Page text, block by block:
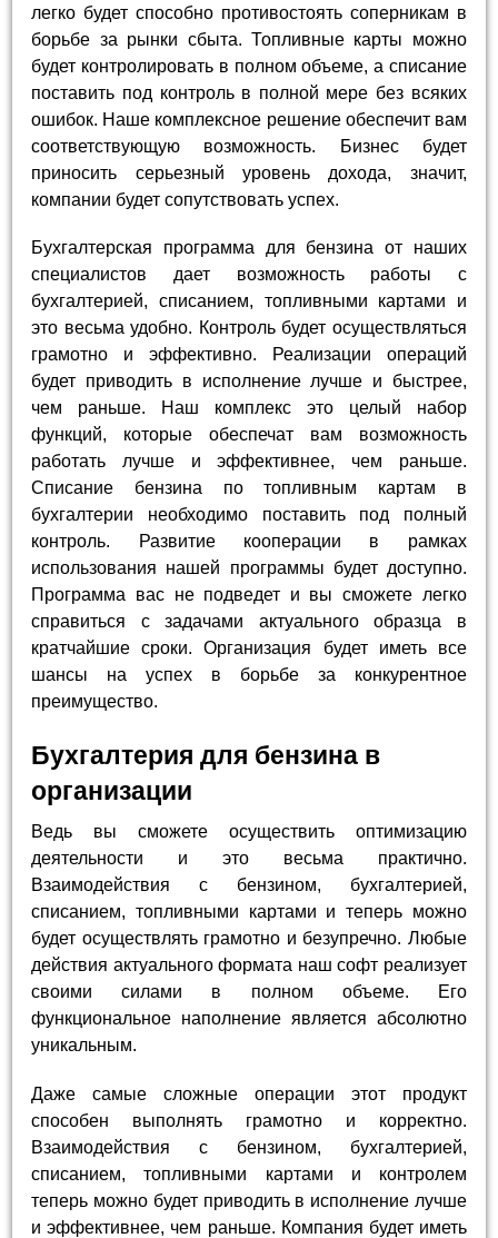
легко будет способно противостоять соперникам в
борьбе за рынки сбыта. Топливные карты можно
будет контролировать в полном объеме, а списание
поставить под контроль в полной мере без всяких
ошибок. Наше комплексное решение обеспечит вам
соответствующую возможность. Бизнес будет
приносить серьезный уровень дохода, значит,
компании будет сопутствовать успех.
Бухгалтерская программа для бензина от наших
специалистов дает возможность работы с
бухгалтерией, списанием, топливными картами и
это весьма удобно. Контроль будет осуществляться
грамотно и эффективно. Реализации операций
будет приводить в исполнение лучше и быстрее,
чем раньше. Наш комплекс это целый набор
функций, которые обеспечат вам возможность
работать лучше и эффективнее, чем раньше.
Списание бензина по топливным картам в
бухгалтерии необходимо поставить под полный
контроль. Развитие кооперации в рамках
использования нашей программы будет доступно.
Программа вас не подведет и вы сможете легко
справиться с задачами актуального образца в
кратчайшие сроки. Организация будет иметь все
шансы на успех в борьбе за конкурентное
преимущество.
Бухгалтерия для бензина в
организации
Ведь вы сможете осуществить оптимизацию
деятельности и это весьма практично.
Взаимодействия с бензином, бухгалтерией,
списанием, топливными картами и теперь можно
будет осуществлять грамотно и безупречно. Любые
действия актуального формата наш софт реализует
своими силами в полном объеме. Его
функциональное наполнение является абсолютно
уникальным.
Даже самые сложные операции этот продукт
способен выполнять грамотно и корректно.
Взаимодействия с бензином, бухгалтерией,
списанием, топливными картами и контролем
теперь можно будет приводить в исполнение лучше
и эффективнее, чем раньше. Компания будет иметь